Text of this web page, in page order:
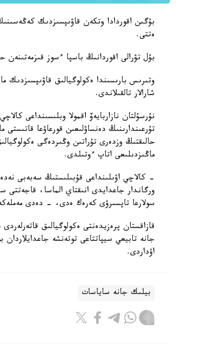
بۇگىن اقوردادا وتكەن قاۋىپسىزدىك
ەتتى.
بۇل تۋرالى اقوردانىڭ باسپا ءسوز قىزمەتىنەن
وتىرىس بارىسىندا ەكولوگيالىق قاۋىپسىزدىك
شارالار تالقىلاندى.
نۇرسۇلتان نازاربايەۆ اقمولا وبلىسىنداعى
تۇرعىندارىنىڭ دەنساۋلىعىن قورعاۋعا
حالىقتىڭ وزدەرى تۇراتىن وڭىردەگى
ماڭىزدىلىعى اتاپ ءوتىلدى.
- كالاچي اۋىلىنداعى قۇبىلىستىڭ سەبەبى
ورگاندار جاعدايدى انىقتاي الماسا،
سولارعا تاپسىرۋى كەرەك ەدى، - دەدى
قازاقستان پرەزيدەنتى ەكولوگيالىق
جانە تابيعي سيپاتتاعى توتەنشە جاعدايلاردان
اۋداردى.
بيلىك جانە ساياسات